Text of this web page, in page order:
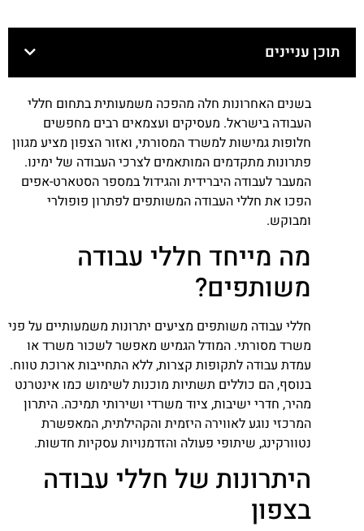
תוכן עניינים
בשנים האחרונות חלה מהפכה משמעותית בתחום חללי
העבודה בישראל. מעסיקים ועצמאים רבים מחפשים
חלופות גמישות למשרד המסורתי, ואזור הצפון מציע מגוון
פתרונות מתקדמים המותאמים לצרכי העבודה של ימינו.
המעבר לעבודה היברידית והגידול במספר הסטארט-אפים
הפכו את חללי העבודה המשותפים לפתרון פופולרי
ומבוקש.
מה מייחד חללי עבודה
משותפים?
חללי עבודה משותפים מציעים יתרונות משמעותיים על פני
משרד מסורתי. המודל הגמיש מאפשר לשכור משרד או
עמדת עבודה לתקופות קצרות, ללא התחייבות ארוכת טווח.
בנוסף, הם כוללים תשתיות מוכנות לשימוש כמו אינטרנט
מהיר, חדרי ישיבות, ציוד משרדי ושירותי תמיכה. היתרון
המרכזי נוגע לאווירה היזמית והקהילתית, המאפשרת
נטוורקינג, שיתופי פעולה והזדמנויות עסקיות חדשות.
היתרונות של חללי עבודה
בצפון